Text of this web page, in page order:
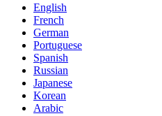
English
French
German
Portuguese
Spanish
Russian
Japanese
Korean
Arabic